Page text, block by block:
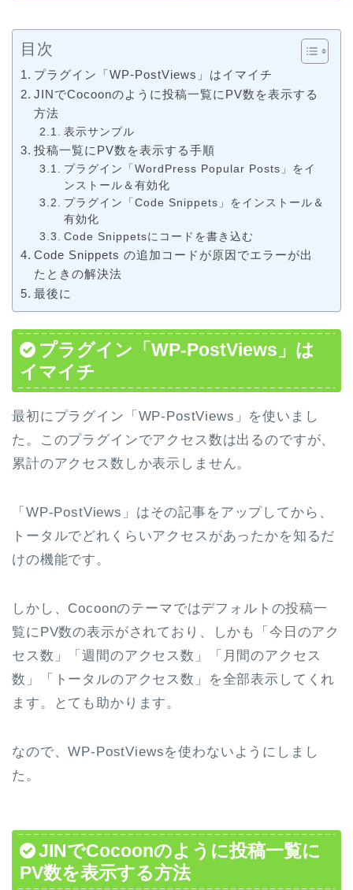
目次
プラグイン「WP-PostViews」はイマイチ
JINでCocoonのように投稿一覧にPV数を表示する
方法
表示サンプル
投稿一覧にPV数を表示する手順
プラグイン「WordPress Popular Posts」をイ
ンストール＆有効化
プラグイン「Code Snippets」をインストール＆
有効化
Code Snippetsにコードを書き込む
Code Snippets の追加コードが原因でエラーが出
たときの解決法
最後に
プラグイン「WP-PostViews」は
イマイチ
最初にプラグイン「WP-PostViews」を使いまし
た。このプラグインでアクセス数は出るのですが、
累計のアクセス数しか表示しません。
「WP-PostViews」はその記事をアップしてから、
トータルでどれくらいアクセスがあったかを知るだ
けの機能です。
しかし、Cocoonのテーマではデフォルトの投稿一
覧にPV数の表示がされており、しかも「今日のアク
セス数」「週間のアクセス数」「月間のアクセス
数」「トータルのアクセス数」を全部表示してくれ
ます。とても助かります。
なので、WP-PostViewsを使わないようにしまし
た。
JINでCocoonのように投稿一覧に
PV数を表示する方法